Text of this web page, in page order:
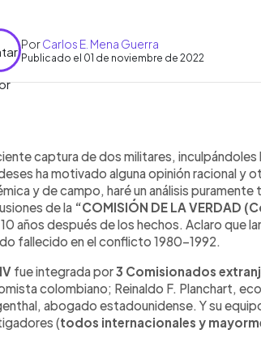
PorCarlos E. Mena Guerra
Publicado el 01 de noviembre de 2022
► Escuchar artículo
captura de dos militares,
ha motivado alguna opinión racional y
y de campo, haré un análisis
de la “COMISIÓN DE LA VERDAD
años después de los hechos. Aclaro que
fallecido en el conflicto 1980-1992.
fue integrada por3 Comisionados
colombiano; Reinaldo F. Planchart,
abogado estadounidense. Y su
(todos internacionales y